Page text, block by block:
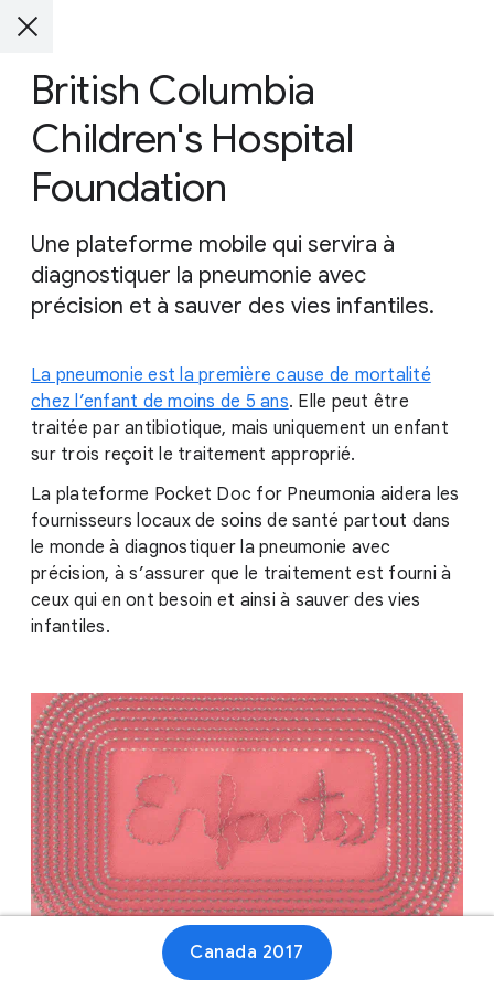
British Columbia
Children's Hospital
Foundation
Une plateforme mobile qui servira à
diagnostiquer la pneumonie avec
précision et à sauver des vies infantiles.
La pneumonie est la première cause de mortalité
chez l’enfant de moins de 5 ans. Elle peut être
traitée par antibiotique, mais uniquement un enfant
sur trois reçoit le traitement approprié.
La plateforme Pocket Doc for Pneumonia aidera les
fournisseurs locaux de soins de santé partout dans
le monde à diagnostiquer la pneumonie avec
précision, à s’assurer que le traitement est fourni à
ceux qui en ont besoin et ainsi à sauver des vies
infantiles.
Canada 2017